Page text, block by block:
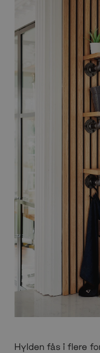
Hylden fås i flere